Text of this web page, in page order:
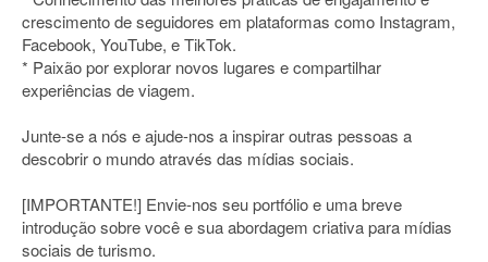
crescimento de seguidores em plataformas como Instagram,
Facebook, YouTube, e TikTok.
* Paixão por explorar novos lugares e compartilhar
experiências de viagem.
Junte-se a nós e ajude-nos a inspirar outras pessoas a
descobrir o mundo através das mídias sociais.
[IMPORTANTE!] Envie-nos seu portfólio e uma breve
introdução sobre você e sua abordagem criativa para mídias
sociais de turismo.